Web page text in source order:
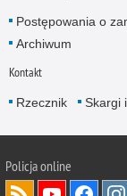
Postępowania o
Archiwum
Kontakt
Rzecznik Skargi
Policjaonline